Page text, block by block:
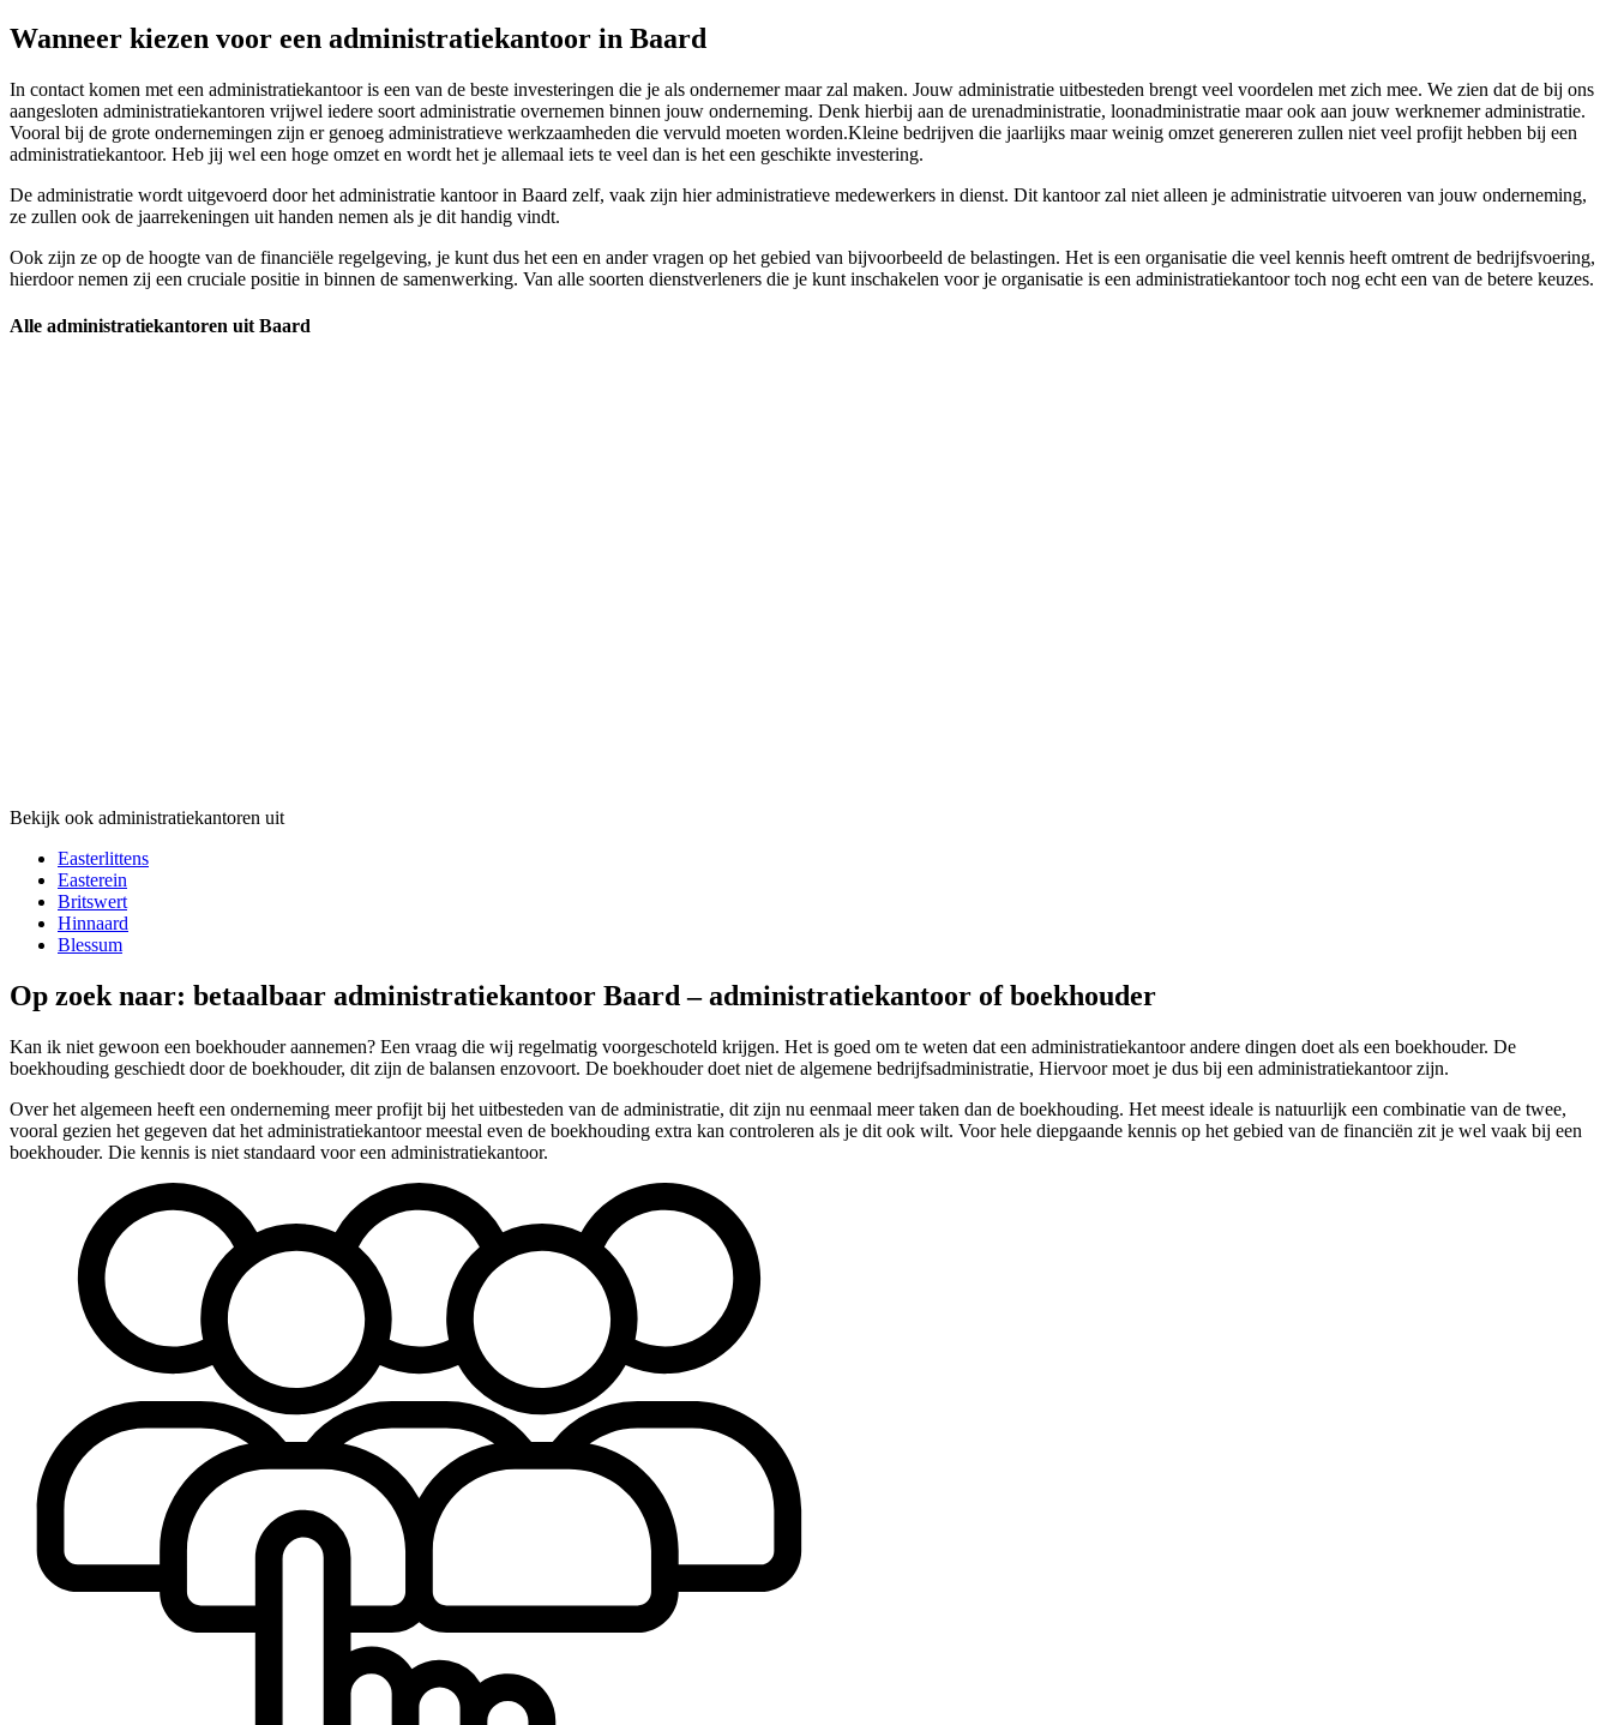
Wanneer kiezen voor een administratiekantoor in Baard
In contact komen met een administratiekantoor is een van de beste investeringen die je als ondernemer maar zal maken. Jouw administratie uitbesteden brengt veel voordelen met zich mee. We zien dat de bij ons
aangesloten administratiekantoren vrijwel iedere soort administratie overnemen binnen jouw onderneming. Denk hierbij aan de urenadministratie, loonadministratie maar ook aan jouw werknemer administratie.
Vooral bij de grote ondernemingen zijn er genoeg administratieve werkzaamheden die vervuld moeten worden.Kleine bedrijven die jaarlijks maar weinig omzet genereren zullen niet veel profijt hebben bij een
administratiekantoor. Heb jij wel een hoge omzet en wordt het je allemaal iets te veel dan is het een geschikte investering.
De administratie wordt uitgevoerd door het administratie kantoor in Baard zelf, vaak zijn hier administratieve medewerkers in dienst. Dit kantoor zal niet alleen je administratie uitvoeren van jouw onderneming,
ze zullen ook de jaarrekeningen uit handen nemen als je dit handig vindt.
Ook zijn ze op de hoogte van de financiële regelgeving, je kunt dus het een en ander vragen op het gebied van bijvoorbeeld de belastingen. Het is een organisatie die veel kennis heeft omtrent de bedrijfsvoering,
hierdoor nemen zij een cruciale positie in binnen de samenwerking. Van alle soorten dienstverleners die je kunt inschakelen voor je organisatie is een administratiekantoor toch nog echt een van de betere keuzes.
Alle administratiekantoren uit Baard
Bekijk ook administratiekantoren uit
Easterlittens
Easterein
Britswert
Hinnaard
Blessum
Op zoek naar: betaalbaar administratiekantoor Baard – administratiekantoor of boekhouder
Kan ik niet gewoon een boekhouder aannemen? Een vraag die wij regelmatig voorgeschoteld krijgen. Het is goed om te weten dat een administratiekantoor andere dingen doet als een boekhouder. De
boekhouding geschiedt door de boekhouder, dit zijn de balansen enzovoort. De boekhouder doet niet de algemene bedrijfsadministratie, Hiervoor moet je dus bij een administratiekantoor zijn.
Over het algemeen heeft een onderneming meer profijt bij het uitbesteden van de administratie, dit zijn nu eenmaal meer taken dan de boekhouding. Het meest ideale is natuurlijk een combinatie van de twee,
vooral gezien het gegeven dat het administratiekantoor meestal even de boekhouding extra kan controleren als je dit ook wilt. Voor hele diepgaande kennis op het gebied van de financiën zit je wel vaak bij een
boekhouder. Die kennis is niet standaard voor een administratiekantoor.